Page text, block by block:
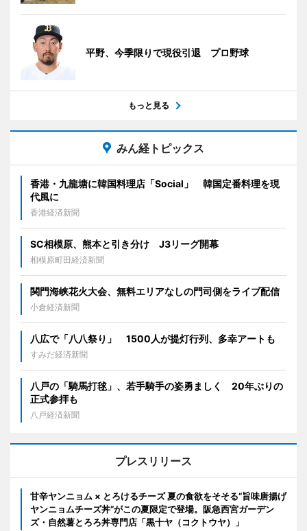
平野、今季限りで現役引退 プロ野球
もっと見る
みん経トピックス
香港・九龍塘に韓国料理店「Social」 韓国定番料理を現
代風に
香港経済新聞
SC相模原、熊本と引き分け J3リーグ開幕
相模原町田経済新聞
関門海峡花火大会、無料エリアなしの門司側をライブ配信
小倉経済新聞
八広で「八八祭り」 1500人が提灯行列、多幸アートも
すみだ経済新聞
八戸の「騎馬打毬」、若手騎手の姿勇ましく 20年ぶりの
正式参拝も
八戸経済新聞
プレスリリース
甘辛ヤンニョム × とろけるチーズ 夏の食欲をそそる“旨味唐揚げ
ヤンニョムチーズ丼”がこの夏限定で登場。阪急西宮ガーデン
ズ・自然薯とろろ丼専門店「黒十ヤ（コクトウヤ）」